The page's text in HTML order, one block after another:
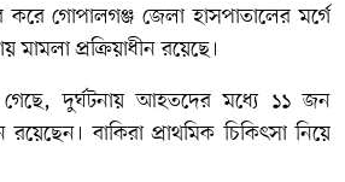
করে গোপালগঞ্জ জেলা হাসপাতালের মর্গে
প্রক্রিয়াধীন রয়েছে।
গেছে, দুর্ঘটনায় আহতদের মধ্যে ১১ জন
রয়েছেন। বাকিরা প্রাথমিক চিকিৎসা নিয়ে